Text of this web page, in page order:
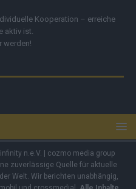
Kooperation – erreiche
aktiv ist.
werden!
n.e.V. | cozmo media group
zuverlässige Quelle für aktuelle
Welt. Wir berichten unabhängig,